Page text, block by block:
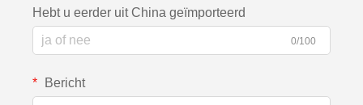
Hebt u eerder uit China geïmporteerd
0/100
Bericht